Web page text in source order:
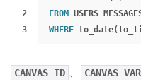
2
FROM
WHERE to_date(
CANVAS_ID 、